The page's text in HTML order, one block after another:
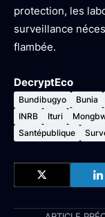
protection, les
surveillance
flambée.
DecryptEco
Bundibugyo Bunia
INRB
Ituri
Santépublique